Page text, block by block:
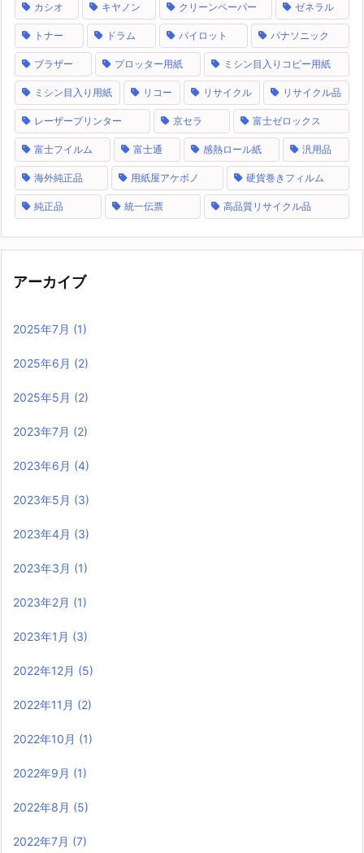
カシオ キヤノン クリーンペーパー ゼネラル
トナー ドラム パイロット パナソニック
ブラザー プロッター用紙 ミシン目入りコピー用紙
ミシン目入り用紙 リコー リサイクル リサイクル品
レーザープリンター 京セラ 富士ゼロックス
富士フイルム 富士通 感熱ロール紙 汎用品
海外純正品 用紙屋アケボノ 硬貨巻きフィルム
純正品 統一伝票 高品質リサイクル品
アーカイブ
2025年7月 (1)
2025年6月 (2)
2025年5月 (2)
2023年7月 (2)
2023年6月 (4)
2023年5月 (3)
2023年4月 (3)
2023年3月 (1)
2023年2月 (1)
2023年1月 (3)
2022年12月 (5)
2022年11月 (2)
2022年10月 (1)
2022年9月 (1)
2022年8月 (5)
2022年7月 (7)